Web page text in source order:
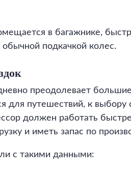
в багажнике,
обычной подкачкой колес.
преодолевает
для путешествий, к выбору
должен работать
и иметь запас по
с такими данными: